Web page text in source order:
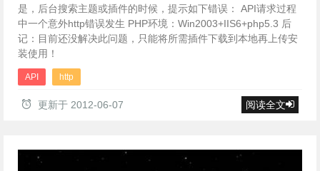
是，后台搜索主题或插件的时候，提示如下错误： API请求过程
中一个意外http错误发生 PHP环境：Win2003+IIS6+php5.3 后
记：目前还没解决此问题，只能将所需插件下载到本地再上传安
装使用！
API http
更新于 2012-06-07 阅读全文